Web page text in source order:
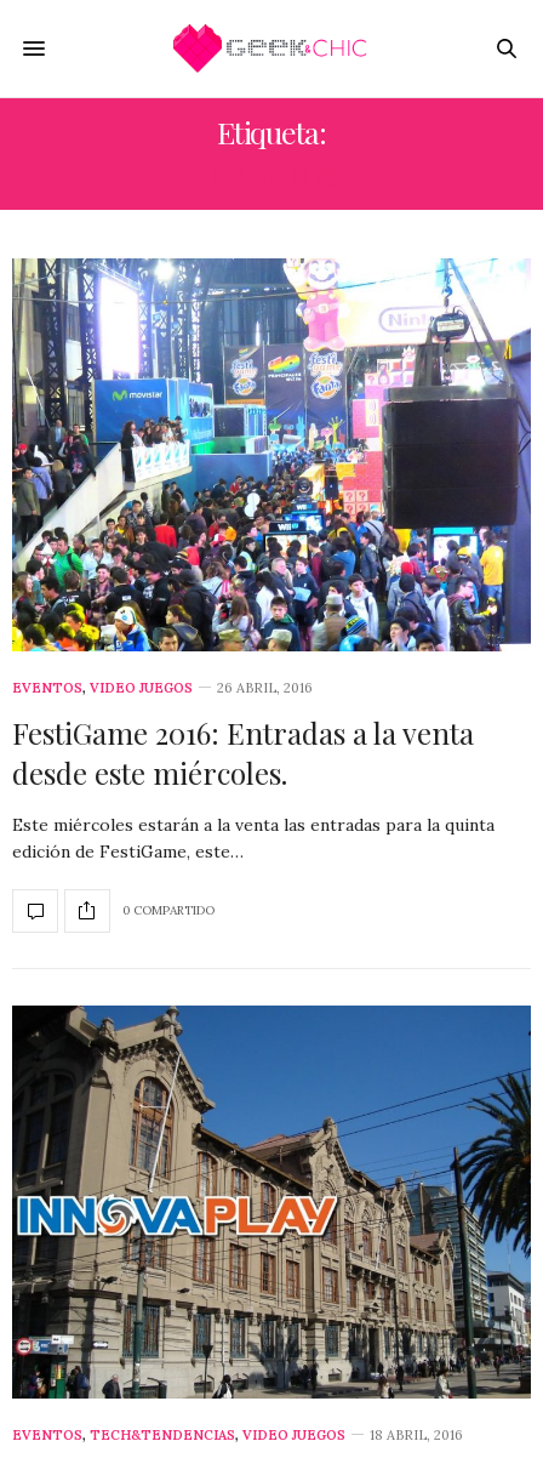
Etiqueta:
EVENTOS, VIDEO JUEGOS 26 ABRIL, 2016
FestiGame 2016: Entradas a la venta
desde este miércoles.
Este miércoles estarán a la venta las entradas para la quinta
edición de FestiGame, este…
0 COMPARTIDO
EVENTOS, TECH&TENDENCIAS, VIDEO JUEGOS 18 ABRIL, 2016